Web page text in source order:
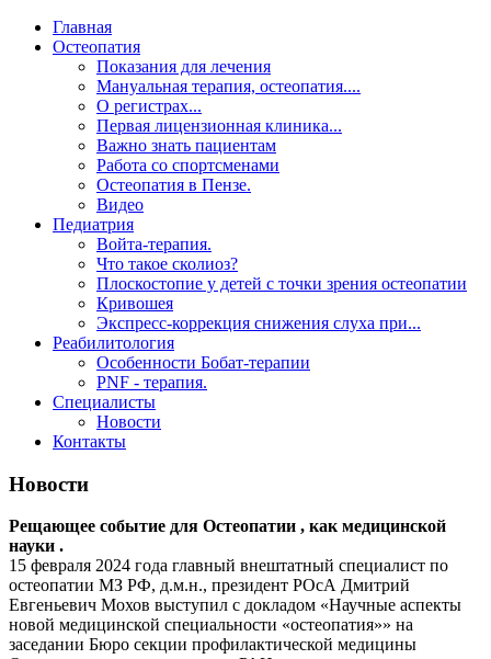
Главная
Остеопатия
Показания для лечения
Мануальная терапия, остеопатия....
О регистрах...
Первая лицензионная клиника...
Важно знать пациентам
Работа со спортсменами
Остеопатия в Пензе.
Видео
Педиатрия
Войта-терапия.
Что такое сколиоз?
Плоскостопие у детей с точки зрения остеопатии
Кривошея
Экспресс-коррекция снижения слуха при...
Реабилитология
Особенности Бобат-терапии
PNF - терапия.
Специалисты
Новости
Контакты
Новости
Рещающее событие для Остеопатии , как медицинской
науки .
15 февраля 2024 года главный внештатный специалист по
остеопатии МЗ РФ, д.м.н., президент РОсА Дмитрий
Евгеньевич Мохов выступил с докладом «Научные аспекты
новой медицинской специальности «остеопатия»» на
заседании Бюро секции профилактической медицины